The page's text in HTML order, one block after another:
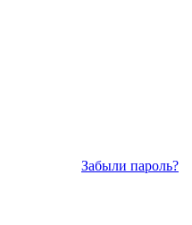
Забыли пароль?